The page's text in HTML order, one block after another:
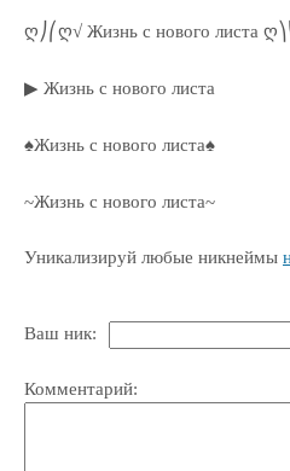
ღ⎠⎛ღ√ Жизнь с нового листа
▶ Жизнь с нового листа
♠Жизнь с нового листа♠
~Жизнь с нового листа~
Уникализируй любые никнеймы
Ваш ник:
Комментарий: